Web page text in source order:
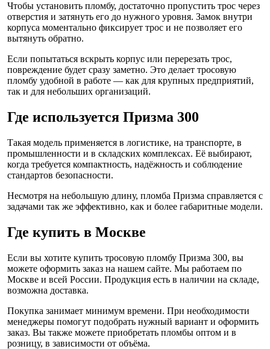
Чтобы установить пломбу, достаточно пропустить трос через
отверстия и затянуть его до нужного уровня. Замок внутри
корпуса моментально фиксирует трос и не позволяет его
вытянуть обратно.
Если попытаться вскрыть корпус или перерезать трос,
повреждение будет сразу заметно. Это делает тросовую
пломбу удобной в работе — как для крупных предприятий,
так и для небольших организаций.
Где используется Призма 300
Такая модель применяется в логистике, на транспорте, в
промышленности и в складских комплексах. Её выбирают,
когда требуется компактность, надёжность и соблюдение
стандартов безопасности.
Несмотря на небольшую длину, пломба Призма справляется с
задачами так же эффективно, как и более габаритные модели.
Где купить в Москве
Если вы хотите купить тросовую пломбу Призма 300, вы
можете оформить заказ на нашем сайте. Мы работаем по
Москве и всей России. Продукция есть в наличии на складе,
возможна доставка.
Покупка занимает минимум времени. При необходимости
менеджеры помогут подобрать нужный вариант и оформить
заказ. Вы также можете приобретать пломбы оптом и в
розницу, в зависимости от объёма.